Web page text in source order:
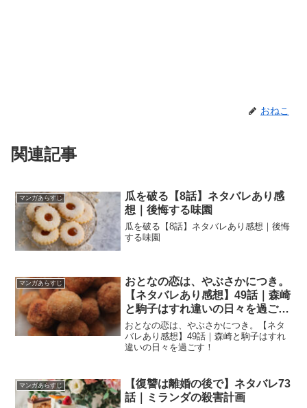
おねこ
関連記事
マンガあらすじ
瓜を破る【8話】ネタバレあり感
想｜後悔する味園
瓜を破る【8話】ネタバレあり感想｜後悔
する味園
マンガあらすじ
おとなの恋は、やぶさかにつき。
【ネタバレあり感想】49話｜森崎
と駒子はすれ違いの日々を過ご
す！
おとなの恋は、やぶさかにつき。【ネタ
バレあり感想】49話｜森崎と駒子はすれ
違いの日々を過ごす！
マンガあらすじ
【復讐は離婚の後で】ネタバレ73
話｜ミランダの殺害計画